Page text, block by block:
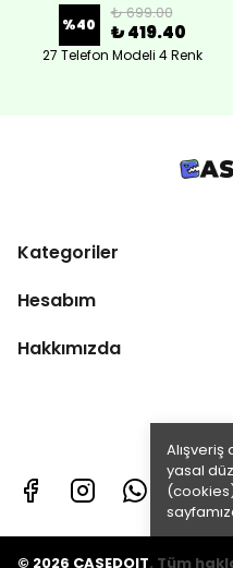
yasal
%40
₺ 699.00
₺ 419.40
27 Telefon Modeli 4 Renk
Kategoriler
Hesabım
Hakkımızda
© 2026 CASEDOIT. Tüm